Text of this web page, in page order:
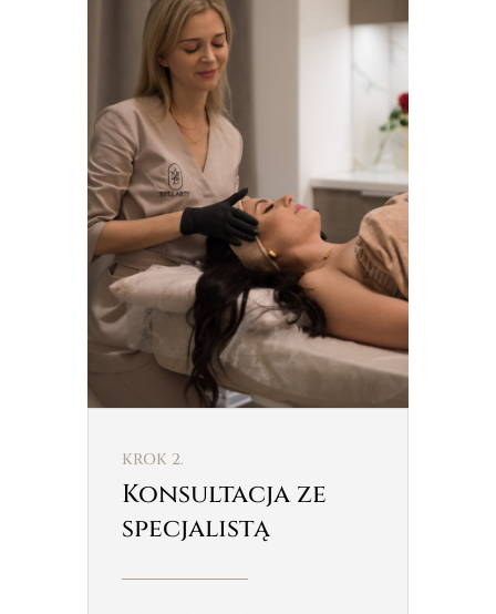
Konsultacja ze
specjalistą
KROK 2.